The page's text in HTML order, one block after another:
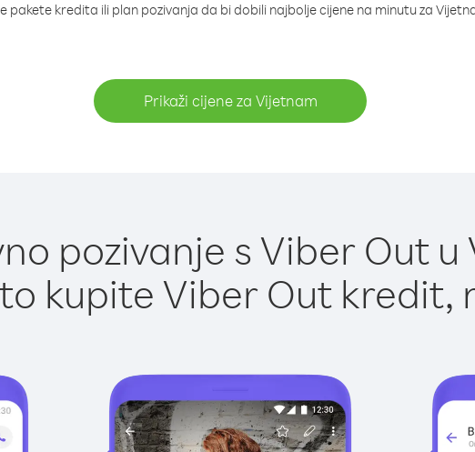
pakete kredita ili plan pozivanja da bi dobili najbolje cijene na minutu za
Prikaži cijene za Vijetnam
pozivanje s Viber Out
kupite Viber Out kredit,